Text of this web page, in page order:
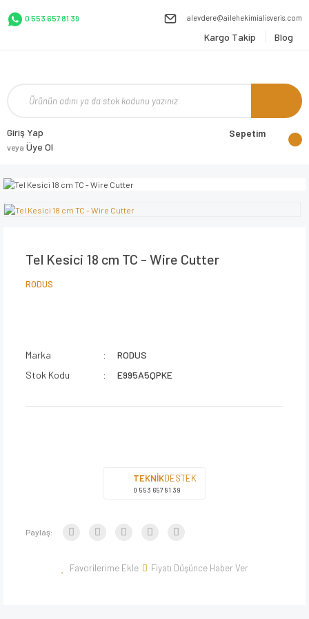
0 553 657 81 39 alevdere@ailehekimialisveris.com
Kargo Takip Blog
Giriş Yap
veya Üye Ol
Sepetim
Tel Kesici 18 cm TC - Wire Cutter
RODUS
Marka
RODUS
Stok Kodu
E995A5QPKE
TEKNİKDESTEK
0 553 657 81 39
Paylaş:
Fiyatı Düşünce Haber Ver